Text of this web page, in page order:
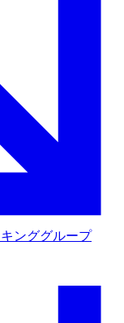
ンググループ